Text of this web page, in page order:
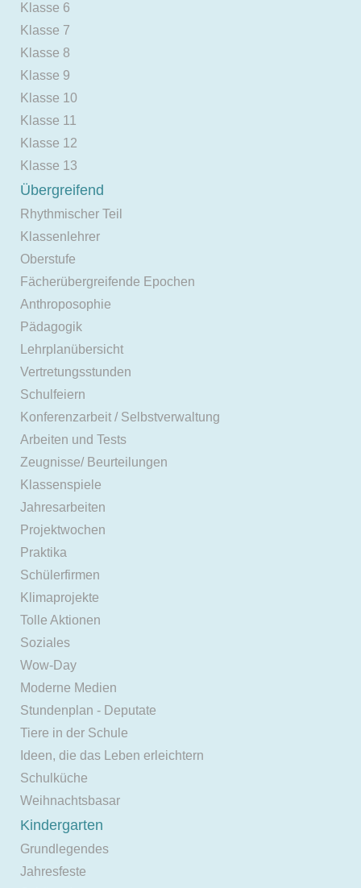
Klasse 6
Klasse 7
Klasse 8
Klasse 9
Klasse 10
Klasse 11
Klasse 12
Klasse 13
Übergreifend
Rhythmischer Teil
Klassenlehrer
Oberstufe
Fächerübergreifende Epochen
Anthroposophie
Pädagogik
Lehrplanübersicht
Vertretungsstunden
Schulfeiern
Konferenzarbeit / Selbstverwaltung
Arbeiten und Tests
Zeugnisse/ Beurteilungen
Klassenspiele
Jahresarbeiten
Projektwochen
Praktika
Schülerfirmen
Klimaprojekte
Tolle Aktionen
Soziales
Wow-Day
Moderne Medien
Stundenplan - Deputate
Tiere in der Schule
Ideen, die das Leben erleichtern
Schulküche
Weihnachtsbasar
Kindergarten
Grundlegendes
Jahresfeste